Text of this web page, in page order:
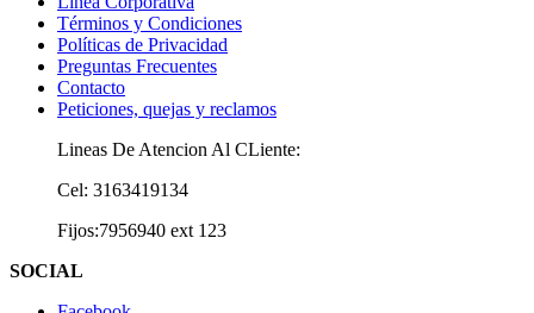
Términos y Condiciones
Políticas de Privacidad
Preguntas Frecuentes
Contacto
Peticiones, quejas y reclamos
Lineas De Atencion Al CLiente:
Cel: 3163419134
Fijos:7956940 ext 123
SOCIAL